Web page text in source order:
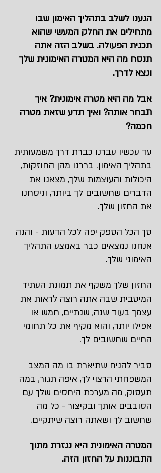
הגענו לשלב בתהליך האימון שבו
מתחילים את החלק המעשי שהוא
תכנית הפעולה. בשלב הזה אתה
תנסח מה היא המטרה האימונית שלך
ונצא לדרך.
אבל מה היא מטרה אימונית? איך
תבחר אותה? ואיך תדע שזאת מטרה
חכמה?
עד עכשיו עברנו כברת דרך משמעותית
בתהליך האימון. בררנו מהן החוזקות,
היכולות והעוצמות שלך, מצאנו את
הדברים שחשובים לך ביותר, וניסחנו
את החזון שלך.
סך הכל הספק יפה לכל הדעות - והנה
אנחנו נמצאים כבר באמצע התהליך
האימוני שלך.
החזון שלך משקף את תמונת העתיד
המיטבית שבה אתה רוצה לראות את
עצמך בעוד שנה, שנתיים, חמש או
אפילו יותר, והוא מקיף את כל תחומי
החיים שחשובים לך.
סביר להניח שתיארת בו מה המצב
המשפחתי הרצוי לך, איפה תגור, במה
תעסוק, מה מערכת היחסים שלך עם
הסובבים אותך ובקיצור - כל מה
שחשוב לך ושאתה רוצה שיתקיים.
המטרה האימונית היא נגזרת מתוך
התבוננות על החזון הזה.